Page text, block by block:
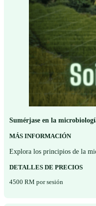
Sumérjase en la
MÁS INFORMACIÓN
Explora los principios de la
DETALLES DE PRECIOS
4500 RM por sesión